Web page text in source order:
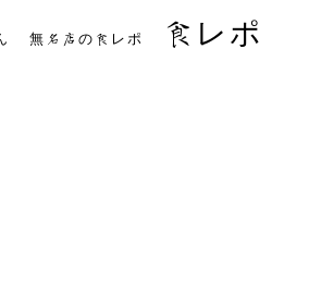
無名店の食レポ 食レポ